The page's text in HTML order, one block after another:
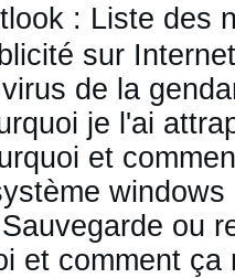
: Liste des
sur
de la
je l'ai
et
windows
ou
et comment ça